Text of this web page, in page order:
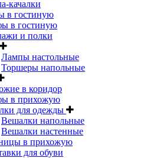
качалки
в гостиную
в гостиную
и полки
Лампы настольные
Торшеры напольные
в коридор
в прихожую
для одежды
Вешалки напольные
Вешалки настенные
в прихожую
для обуви